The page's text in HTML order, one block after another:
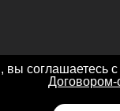
вы соглашаетесь